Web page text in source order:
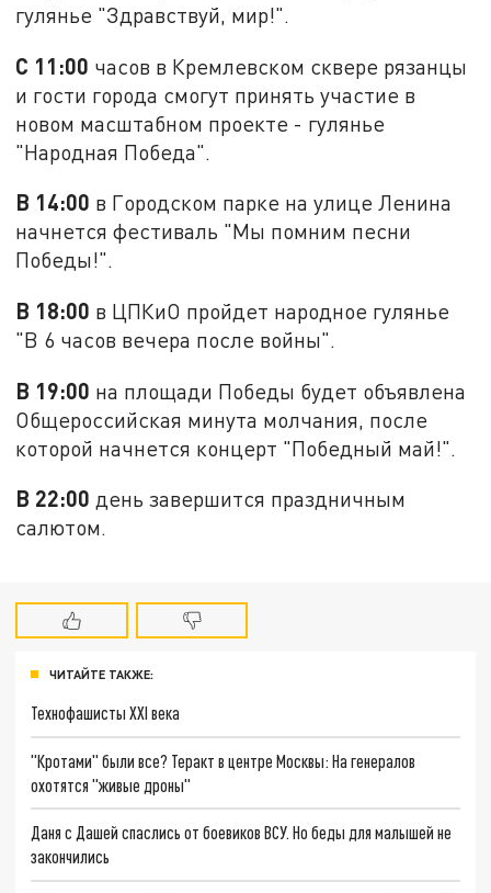
гулянье "Здравствуй, мир!".
С 11:00 часов в Кремлевском сквере рязанцы
и гости города смогут принять участие в
новом масштабном проекте - гулянье
"Народная Победа".
В 14:00 в Городском парке на улице Ленина
начнется фестиваль "Мы помним песни
Победы!".
В 18:00 в ЦПКиО пройдет народное гулянье
"В 6 часов вечера после войны".
В 19:00 на площади Победы будет объявлена
Общероссийская минута молчания, после
которой начнется концерт "Победный май!".
В 22:00 день завершится праздничным
салютом.
ЧИТАЙТЕ ТАКЖЕ:
Технофашисты XXI века
"Кротами" были все? Теракт в центре Москвы: На генералов
охотятся "живые дроны"
Даня с Дашей спаслись от боевиков ВСУ. Но беды для малышей не
закончились